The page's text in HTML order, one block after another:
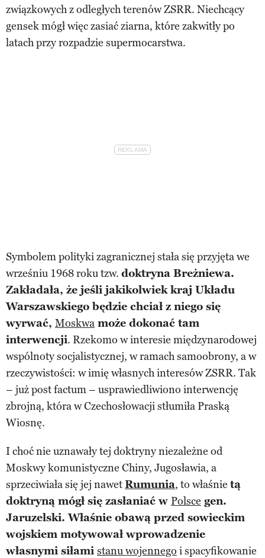
związkowych z odległych terenów ZSRR. Niechcący
gensek mógł więc zasiać ziarna, które zakwitły po
latach przy rozpadzie supermocarstwa.
Symbolem polityki zagranicznej stała się przyjęta we
wrześniu 1968 roku tzw. doktryna Breżniewa.
Zakładała, że jeśli jakikolwiek kraj Układu
Warszawskiego będzie chciał z niego się
wyrwać, Moskwa może dokonać tam
interwencji. Rzekomo w interesie międzynarodowej
wspólnoty socjalistycznej, w ramach samoobrony, a w
rzeczywistości: w imię własnych interesów ZSRR. Tak
– już post factum – usprawiedliwiono interwencję
zbrojną, która w Czechosłowacji stłumiła Praską
Wiosnę.
I choć nie uznawały tej doktryny niezależne od
Moskwy komunistyczne Chiny, Jugosławia, a
sprzeciwiała się jej nawetRumunia, to właśnie tą
doktryną mógł się zasłaniać w Polsce gen.
Jaruzelski. Właśnie obawą przed sowieckim
wojskiem motywował wprowadzenie
własnymi siłami stanu wojennego i spacyfikowanie